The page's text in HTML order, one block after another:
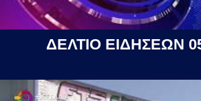
ΔΕΛΤΙΟ ΕΙΔΗΣΕΩΝ